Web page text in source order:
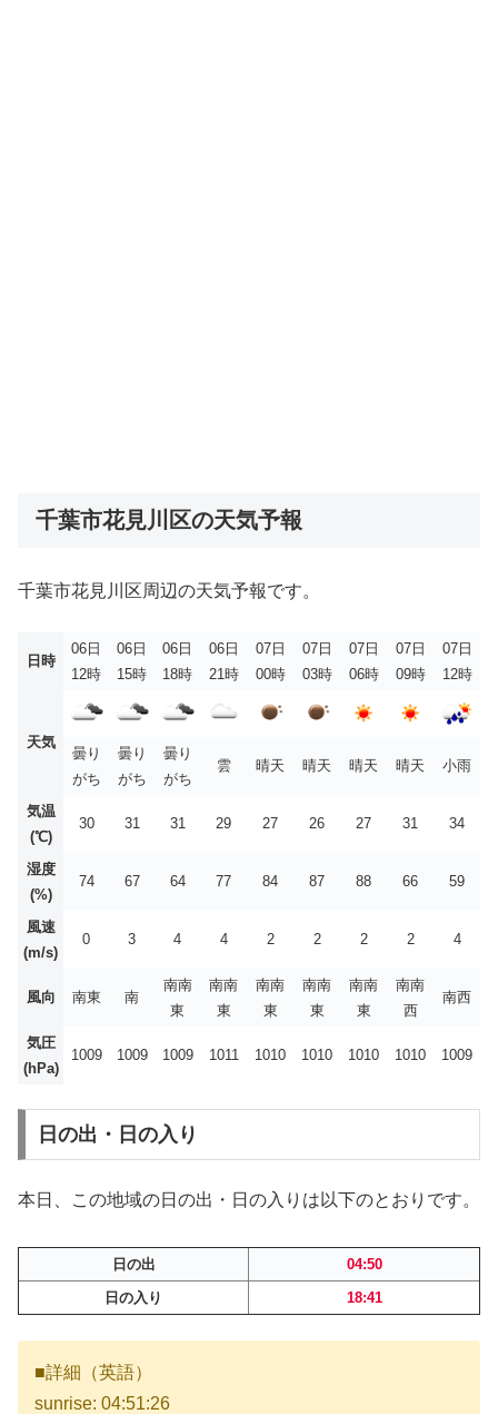
千葉市花見川区の天気予報
千葉市花見川区周辺の天気予報です。
日時
06日
12時
06日
15時
06日
18時
06日
21時
07日
00時
07日
03時
07日
06時
07日
09時
07日
12時
天気
曇り
がち
曇り
がち
曇り
がち
雲 晴天 晴天 晴天 晴天 小雨
気温
(℃)
30 31 31 29 27 26 27 31 34
湿度
(%)
74 67 64 77 84 87 88 66 59
風速
(m/s)
0 3 4 4 2 2 2 2 4
風向 南東 南
南南
東
南南
東
南南
東
南南
東
南南
東
南南
西
南西
気圧
(hPa)
1009 1009 1009 1011 1010 1010 1010 1010 1009
日の出・日の入り
本日、この地域の日の出・日の入りは以下のとおりです。
日の出
04:50
日の入り
18:41
■詳細（英語）
sunrise: 04:51:26